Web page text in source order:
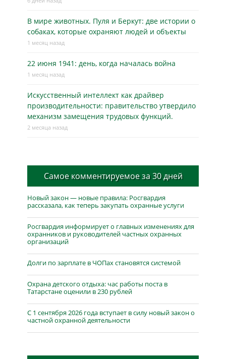
В мире животных. Пуля и Беркут: две истории о
собаках, которые охраняют людей и объекты
1 месяц назад
22 июня 1941: день, когда началась война
1 месяц назад
Искусственный интеллект как драйвер
производительности: правительство утвердило
механизм замещения трудовых функций.
2 месяца назад
Самое комментируемое за 30 дней
Новый закон — новые правила: Росгвардия
рассказала, как теперь закупать охранные услуги
Росгвардия информирует о главных изменениях для
охранников и руководителей частных охранных
организаций
Долги по зарплате в ЧОПах становятся системой
Охрана детского отдыха: час работы поста в
Татарстане оценили в 230 рублей
С 1 сентября 2026 года вступает в силу новый закон о
частной охранной деятельности